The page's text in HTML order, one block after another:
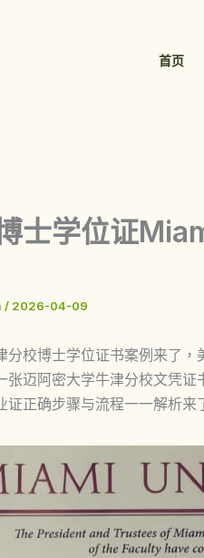
首页
士学位证
/ 2026-04-09
分校博士学位证书案例来了
张迈阿密大学牛津分校文凭
证正确步骤与流程一一解析来